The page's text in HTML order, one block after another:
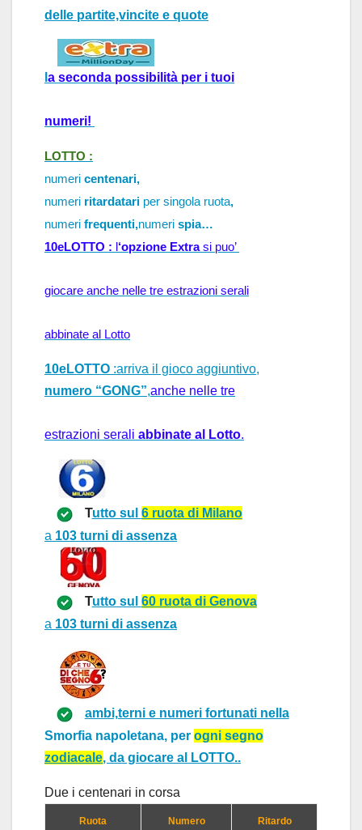
delle partite,vincite e quote
a seconda possibilità per i tuoi
numeri!
LOTTO :
numeri centenari,
numeri ritardatari per singola ruota,
numeri frequenti,numeri spia…
10eLOTTO : l‘opzione Extra si puo’
giocare anche nelle tre estrazioni serali
abbinate al Lotto
10eLOTTO :arriva il gioco aggiuntivo,
numero “GONG”,anche nelle tre
estrazioni serali abbinate al Lotto.
Tutto sul 6 ruota di Mil ano
a 103 turni di assenza
Tutto sul 60 ruota diGenova
a 103 turni di assenza
ambi,terni e numeri fortunatinella
Smorfia napoletana, per ogni segno
zodiacale, da giocare al LOTTO..
Due i centenari in corsa
Ruota Numero Ritardo